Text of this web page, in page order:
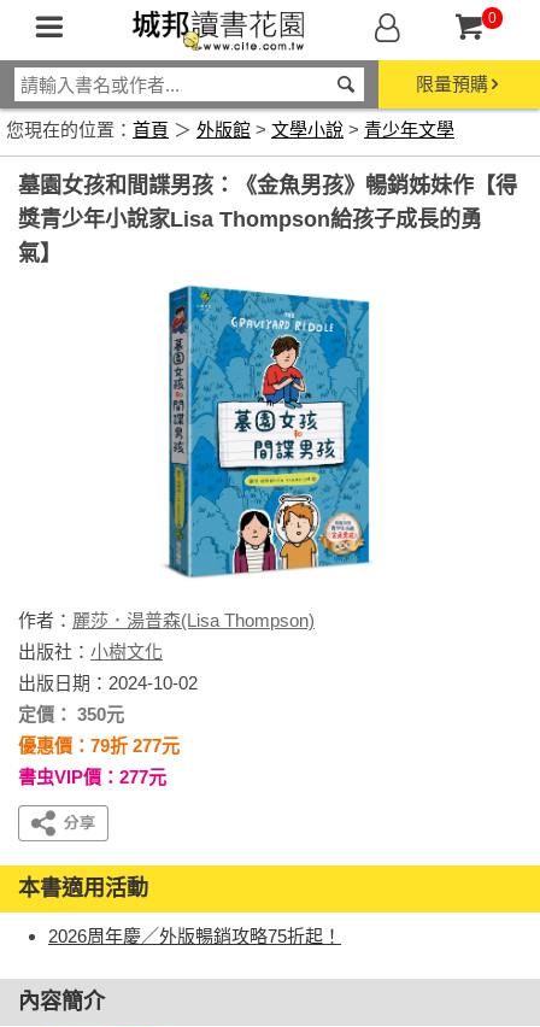
0
限量預購
您現在的位置： 首頁 ＞ 外版館 > 文學小說 > 青少年文學
墓園女孩和間諜男孩：《金魚男孩》暢銷姊妹作【得
獎青少年小說家Lisa Thompson給孩子成長的勇
氣】
作者： 麗莎．湯普森(Lisa Thompson)
出版社： 小樹文化
出版日期：2024-10-02
定價： 350元
優惠價：79折 277元
書虫VIP價：277元
本書適用活動
2026周年慶／外版暢銷攻略75折起！
內容簡介